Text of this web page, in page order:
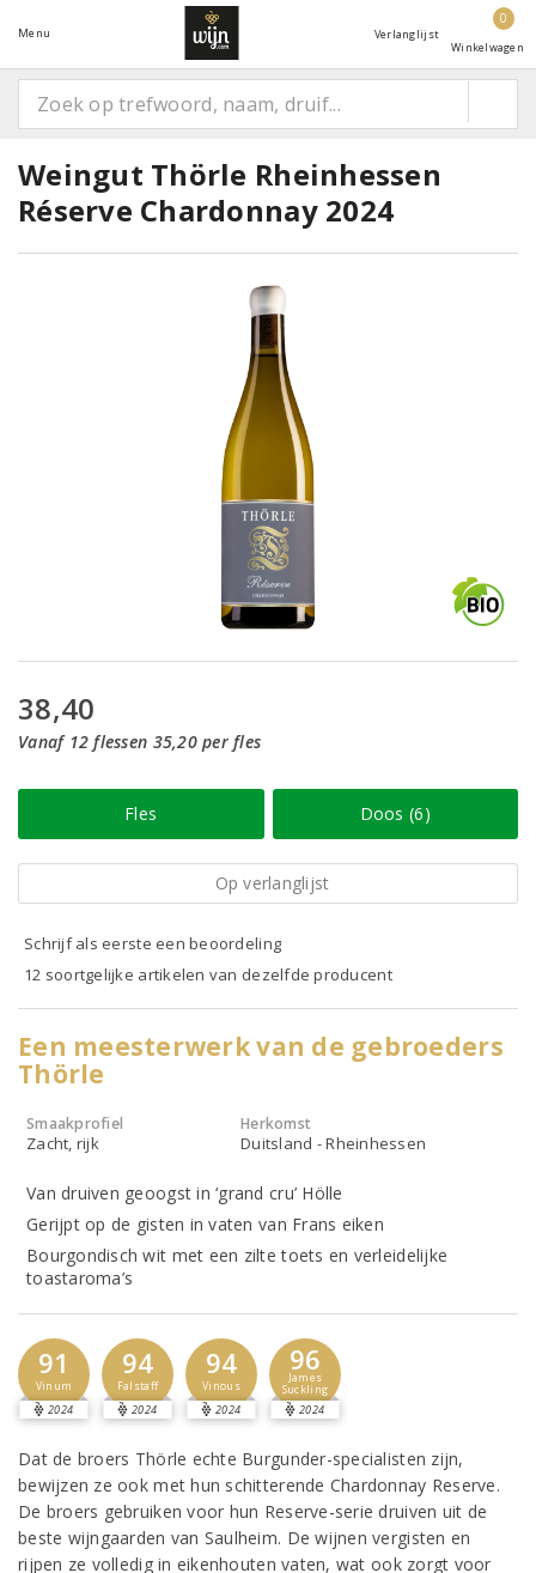
Menu Verlanglijst
0
Winkelwagen
Weingut Thörle Rheinhessen
Réserve Chardonnay 2024
38,40
Vanaf 12 flessen 35,20 per fles
Fles Doos (6)
Op verlanglijst
Schrijf als eerste een beoordeling
12 soortgelijke artikelen van dezelfde producent
Een meesterwerk van de gebroeders
Thörle
Smaakprofiel
Zacht, rijk
Herkomst
Duitsland - Rheinhessen
Van druiven geoogst in ‘grand cru’ Hölle
Gerijpt op de gisten in vaten van Frans eiken
Bourgondisch wit met een zilte toets en verleidelijke
toastaroma’s
91
Vinum
2024
94
Falstaff
2024
94
Vinous
2024
96
James
Suckling
2024
Dat de broers Thörle echte Burgunder-specialisten zijn,
bewijzen ze ook met hun schitterende Chardonnay Reserve.
De broers gebruiken voor hun Reserve-serie druiven uit de
beste wijngaarden van Saulheim. De wijnen vergisten en
rijpen ze volledig in eikenhouten vaten, wat ook zorgt voor